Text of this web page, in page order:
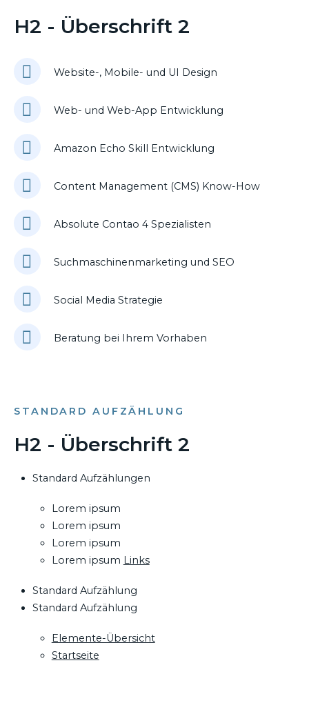
H2 - Überschrift 2
Website-, Mobile- und UI Design
Web- und Web-App Entwicklung
Amazon Echo Skill Entwicklung
Content Management (CMS) Know-How
Absolute Contao 4 Spezialisten
Suchmaschinenmarketing und SEO
Social Media Strategie
Beratung bei Ihrem Vorhaben
STANDARD AUFZÄHLUNG
H2 - Überschrift 2
Standard Aufzählungen
Lorem ipsum
Lorem ipsum
Lorem ipsum
Lorem ipsum Links
Standard Aufzählung
Standard Aufzählung
Elemente-Übersicht
Startseite